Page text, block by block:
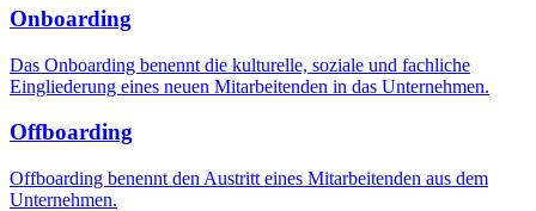
Onboarding
Das Onboarding benennt die kulturelle, soziale und fachliche
Eingliederung eines neuen Mitarbeitenden in das Unternehmen.
Offboarding
Offboarding benennt den Austritt eines Mitarbeitenden aus dem
Unternehmen.